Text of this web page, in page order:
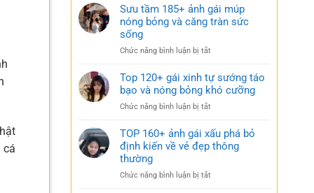
cá
cực
quyến
váy
ngắn
ẩn
quyến
rũ
149+
bộ
xinh
váy
nhẹ
cực
cuốn
hút
Sưu tầm 185+ ảnh gái múp
nóng bỏng và căng tràn sức
sống
Chức năng bình luận bị tắt
tầm
185+
gái
nóng
bỏng
tràn
Top 120+ gái xinh tự sướng táo
bạo và nóng bỏng khó cưỡng
Chức năng bình luận bị tắt
120+
gái
sướng
TOP 160+ ảnh gái xấu phá bỏ
định kiến về vẻ đẹp thông
thường
Chức năng bình luận bị tắt